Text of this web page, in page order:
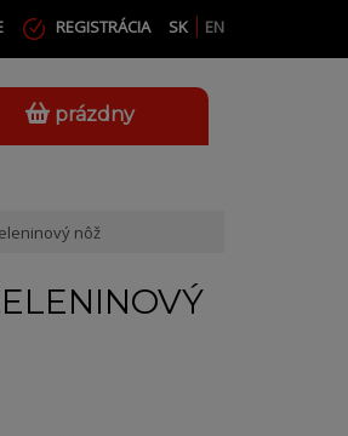
SK EN
REGISTRÁCIA
prázdny
nôž